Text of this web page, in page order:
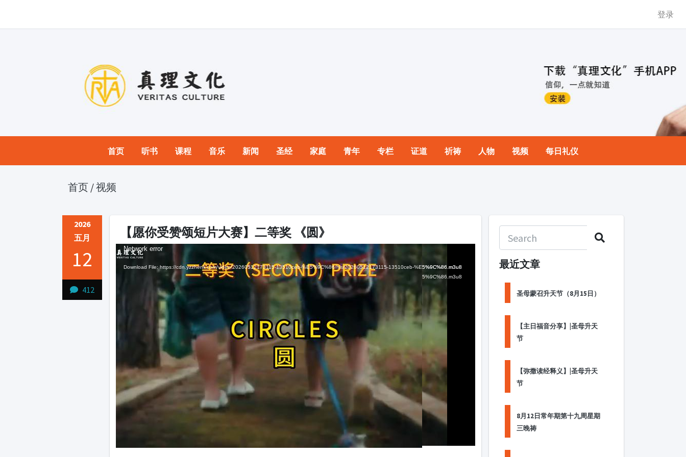
登录
首页 听书 课程 音乐 新闻 圣经 家庭 青年 专栏 证道 祈祷 人物 视频 每日礼仪
首页 /视频
2026
五月
12
412
【愿你受赞颂短片大赛】二等奖 《圆》
Video
Player
Video
Player
Network error
Download File: https://cdn.yzzhenli.com/video/20260512173115-13510ceb-%E5%9C%86/hls/20260512173115-13510ceb-%E5%9C%86.m3u8
Download File: https://cdn.yzzhenli.com/video/20260512173115-13510ceb-%E5%9C%86/hls/20260512173115-13510ceb-%E5%9C%86.m3u8
Network error
Download File: https://cdn.yzzhenli.com/video/20260512173115-13510ceb-%E5%9C%86/hls/20260512173115-13510ceb-%E5%9C%86.m3u8 最近文章
圣母蒙召升天节（8月15日）
【主日福音分享】|圣母升天
节
【弥撒读经释义】|圣母升天
节
8月12日常年期第十九周星期
三晚祷